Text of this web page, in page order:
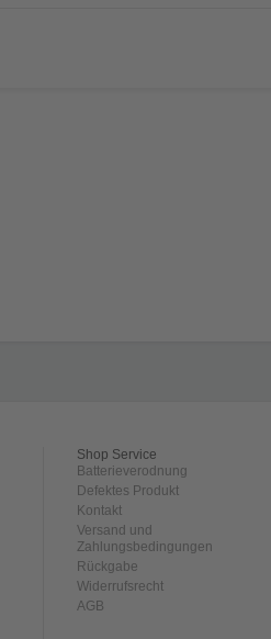
Shop Service
Batterieverodnung
Defektes Produkt
Kontakt
Versand und
Zahlungsbedingungen
Rückgabe
Widerrufsrecht
AGB